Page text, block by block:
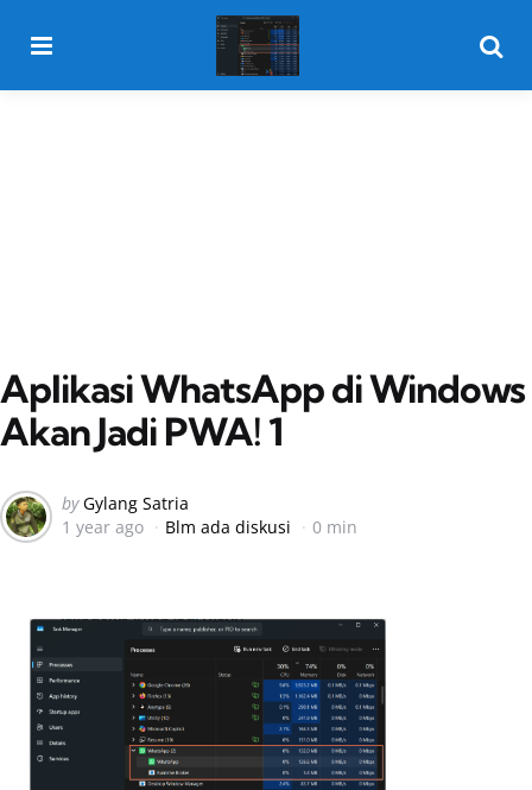
Aplikasi WhatsApp di Windows
Akan Jadi PWA! 1
Posted
by
by Gylang Satria
1 year ago
Blm ada diskusi 0 min